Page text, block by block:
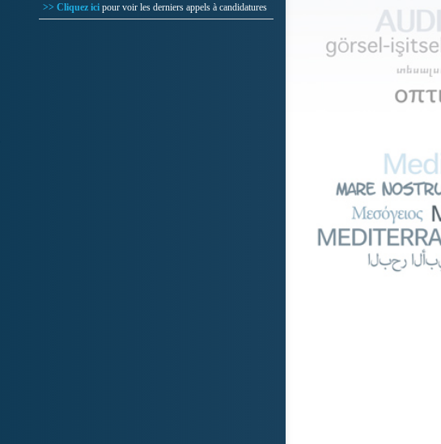
>> Cliquez ici pour voir les derniers appels à candidatures